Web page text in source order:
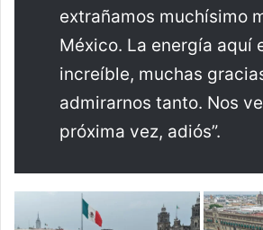
extrañamos muchísimo
México. La energía aquí
increíble, muchas
admirarnos tanto. Nos
próxima vez, adiós”.